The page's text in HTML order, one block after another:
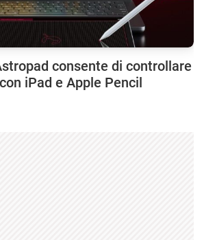
consente di controllare
iPad e Apple Pencil